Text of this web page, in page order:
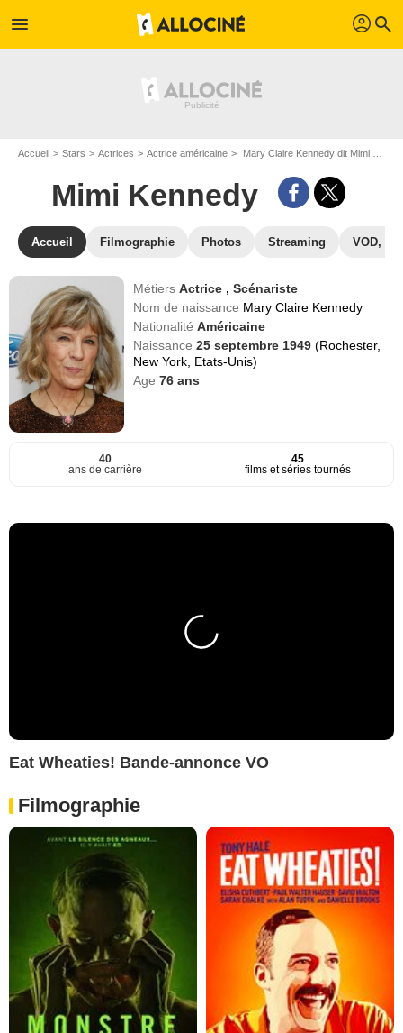
menu profil search
Accueil Stars Actrices Actrice américaine Mary Claire Kennedy dit Mimi Kennedy
Mimi Kennedy
Accueil Filmographie Photos Streaming VOD,
MétiersActrice ,Scénariste
Nom de naissance Mary Claire Kennedy
NationalitéAméricaine
Naissance25 septembre 1949(Rochester,
New York, Etats-Unis)
Age76 ans
40
ans de carrière
45
films et séries tournés
Eat Wheaties! Bande-annonce VO
Filmographie